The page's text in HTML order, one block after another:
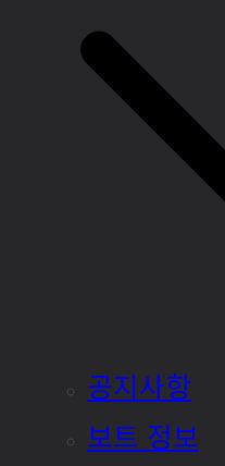
공지사항
보트 정보